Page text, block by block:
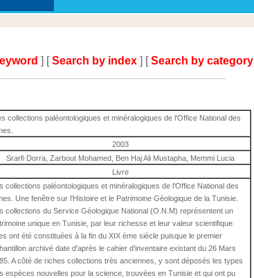
] [Search by index ] [Search by category
collections paléontologiques et minéralogiques de l'Office National des
2003
Srarfi Dorra, Zarbout Mohamed, Ben Haj Ali Mustapha, Memmi Lucia
Livre
collections paléontologiques et minéralogiques de l'Office National des
Une fenêtre sur l'Histoire et le Patrimoine Géologique de la Tunisie.
collections du Service Géologique National (O.N.M) représentent un
unique en Tunisie, par leur richesse et leur valeur scientifique.
ont été constituées à la fin du XIX ème siècle puisque le premier
archivé date d'après le cahier d'inventaire existant du 26 Mars
A côté de riches collections très anciennes, y sont déposés les types
espèces nouvelles pour la science, trouvées en Tunisie et qui ont pu